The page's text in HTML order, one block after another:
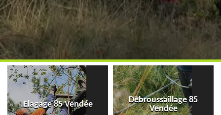
Elagage 85 Vendée
Debroussaillage 85
Vendée